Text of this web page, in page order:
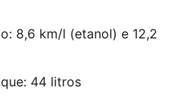
8,6 km/l (etanol) e 12,2
44 litros